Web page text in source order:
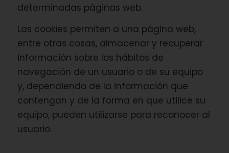
determinadas páginas web.
Las cookies permiten a una página web,
entre otras cosas, almacenar y recuperar
información sobre los hábitos de
navegación de un usuario o de su equipo
y, dependiendo de la información que
contengan y de la forma en que utilice su
equipo, pueden utilizarse para reconocer al
usuario.